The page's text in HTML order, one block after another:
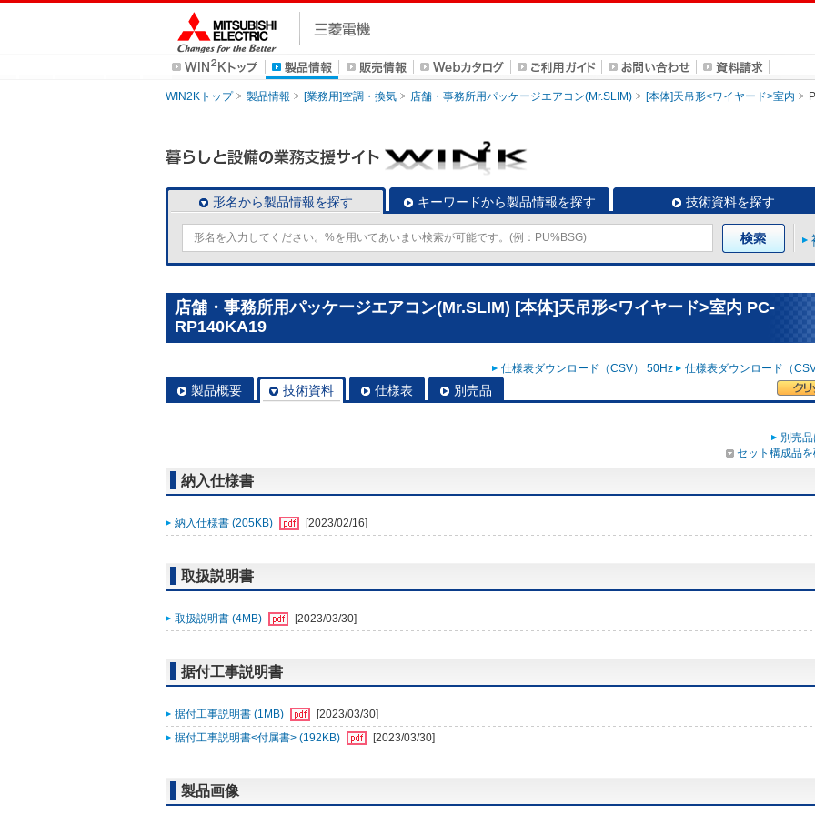
WIN2Kトップ 製品情報 [業務用]空調・換気 店舗・事務所用パッケージエアコン(Mr.SLIM) [本体]天吊形<ワイヤード>室内
形名から製品情報を探す キーワードから製品情報を探す 技術資料を探す
店舗・事務所用パッケージエアコン(Mr.SLIM) [本体]天吊形<ワイヤード>室内 PC-
RP140KA19
仕様表ダウンロード（CSV） 50Hz 仕様表ダウンロード（
製品概要 技術資料 仕様表 別売品
別売
セット構成品
納入仕様書
納入仕様書 (205KB) [2023/02/16]
取扱説明書
取扱説明書 (4MB) [2023/03/30]
据付工事説明書
据付工事説明書 (1MB)
[2023/03/30]
据付工事説明書<付属書> (192KB)
[2023/03/30]
製品画像